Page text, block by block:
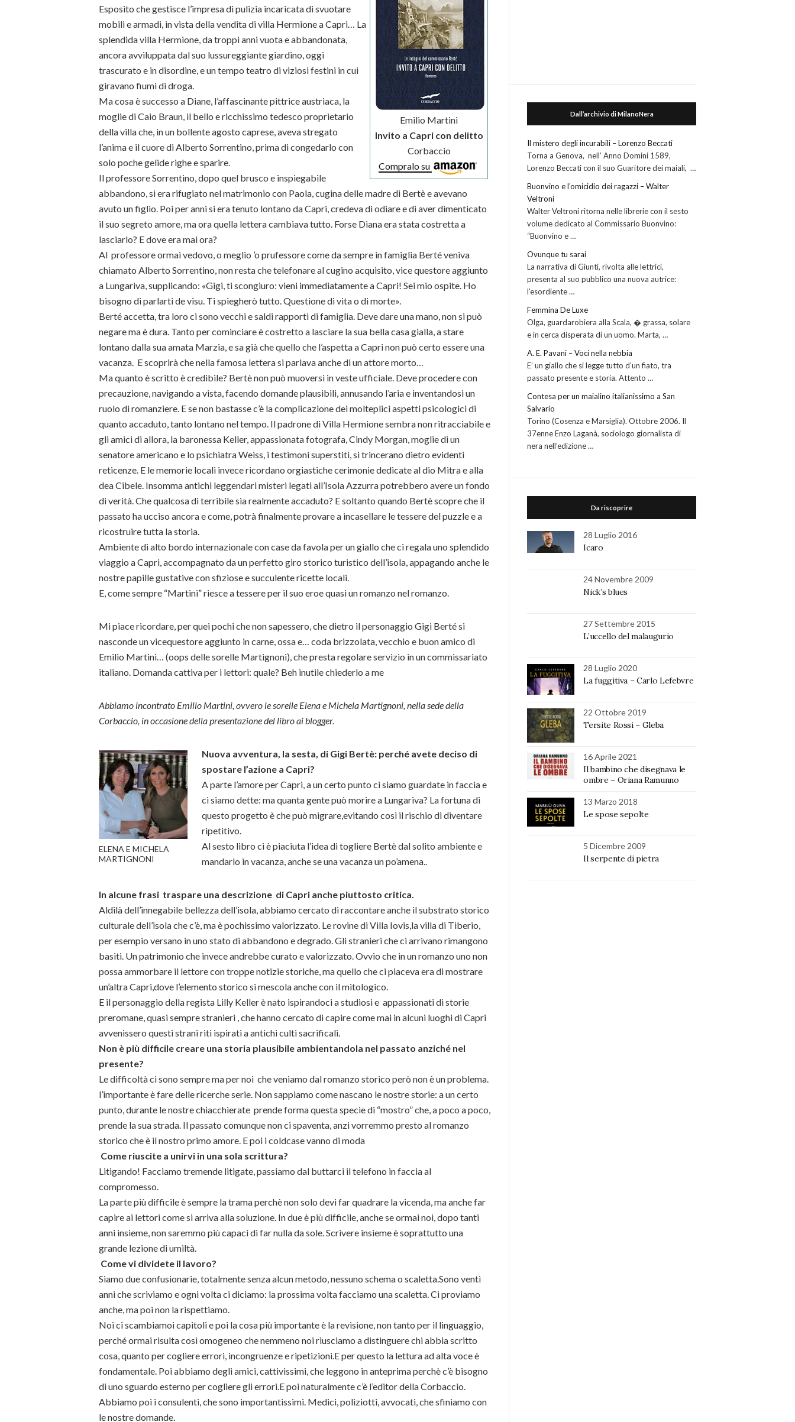
Emilio Martini
Invito a Capri con delitto
Corbaccio
Compralo su
Esposito che gestisce l’impresa di pulizia incaricata di svuotare
mobili e armadi, in vista della vendita di villa Hermione a Capri… La
splendida villa Hermione, da troppi anni vuota e abbandonata,
ancora avviluppata dal suo lussureggiante giardino, oggi
trascurato e in disordine, e un tempo teatro di viziosi festini in cui
giravano fiumi di droga.
Ma cosa è successo a Diane, l’affascinante pittrice austriaca, la
moglie di Caio Braun, il bello e ricchissimo tedesco proprietario
della villa che, in un bollente agosto caprese, aveva stregato
l’anima e il cuore di Alberto Sorrentino, prima di congedarlo con
solo poche gelide righe e sparire.
Il professore Sorrentino, dopo quel brusco e inspiegabile
abbandono, si era rifugiato nel matrimonio con Paola, cugina delle madre di Bertè e avevano
avuto un figlio. Poi per anni si era tenuto lontano da Capri, credeva di odiare e di aver dimenticato
il suo segreto amore, ma ora quella lettera cambiava tutto. Forse Diana era stata costretta a
lasciarlo? E dove era mai ora?
Al professore ormai vedovo, o meglio ’o prufessore come da sempre in famiglia Berté veniva
chiamato Alberto Sorrentino, non resta che telefonare al cugino acquisito, vice questore aggiunto
a Lungariva, supplicando: «Gigi, ti scongiuro: vieni immediatamente a Capri! Sei mio ospite. Ho
bisogno di parlarti de visu. Ti spiegherò tutto. Questione di vita o di morte».
Berté accetta, tra loro ci sono vecchi e saldi rapporti di famiglia. Deve dare una mano, non si può
negare ma è dura. Tanto per cominciare è costretto a lasciare la sua bella casa gialla, a stare
lontano dalla sua amata Marzia, e sa già che quello che l’aspetta a Capri non può certo essere una
vacanza. E scoprirà che nella famosa lettera si parlava anche di un attore morto…
Ma quanto è scritto è credibile? Bertè non può muoversi in veste ufficiale. Deve procedere con
precauzione, navigando a vista, facendo domande plausibili, annusando l’aria e inventandosi un
ruolo di romanziere. E se non bastasse c’è la complicazione dei molteplici aspetti psicologici di
quanto accaduto, tanto lontano nel tempo. Il padrone di Villa Hermione sembra non ritracciabile e
gli amici di allora, la baronessa Keller, appassionata fotografa, Cindy Morgan, moglie di un
senatore americano e lo psichiatra Weiss, i testimoni superstiti, si trincerano dietro evidenti
reticenze. E le memorie locali invece ricordano orgiastiche cerimonie dedicate al dio Mitra e alla
dea Cibele. Insomma antichi leggendari misteri legati all’Isola Azzurra potrebbero avere un fondo
di verità. Che qualcosa di terribile sia realmente accaduto? E soltanto quando Bertè scopre che il
passato ha ucciso ancora e come, potrà finalmente provare a incasellare le tessere del puzzle e a
ricostruire tutta la storia.
Ambiente di alto bordo internazionale con case da favola per un giallo che ci regala uno splendido
viaggio a Capri, accompagnato da un perfetto giro storico turistico dell’isola, appagando anche le
nostre papille gustative con sfiziose e succulente ricette locali.
E, come sempre “Martini” riesce a tessere per il suo eroe quasi un romanzo nel romanzo.
Mi piace ricordare, per quei pochi che non sapessero, che dietro il personaggio Gigi Berté si
nasconde un vicequestore aggiunto in carne, ossa e… coda brizzolata, vecchio e buon amico di
Emilio Martini… (oops delle sorelle Martignoni), che presta regolare servizio in un commissariato
italiano. Domanda cattiva per i lettori: quale? Beh inutile chiederlo a me
Abbiamo incontrato Emilio Martini, ovvero le sorelle Elena e Michela Martignoni, nella sede della
Corbaccio, in occasione della presentazione del libro ai blogger.
ELENA E MICHELA
MARTIGNONI
Nuova avventura, la sesta, di Gigi Bertè: perché avete deciso di
spostare l’azione a Capri?
A parte l’amore per Capri, a un certo punto ci siamo guardate in faccia e
ci siamo dette: ma quanta gente può morire a Lungariva? La fortuna di
questo progetto è che può migrare,evitando così il rischio di diventare
ripetitivo.
Al sesto libro ci è piaciuta l’idea di togliere Bertè dal solito ambiente e
mandarlo in vacanza, anche se una vacanza un po’amena..
In alcune frasi traspare una descrizione di Capri anche piuttosto critica.
Aldilà dell’innegabile bellezza dell’isola, abbiamo cercato di raccontare anche il substrato storico
culturale dell’isola che c’è, ma è pochissimo valorizzato. Le rovine di Villa Iovis,la villa di Tiberio,
per esempio versano in uno stato di abbandono e degrado. Gli stranieri che ci arrivano rimangono
basiti. Un patrimonio che invece andrebbe curato e valorizzato. Ovvio che in un romanzo uno non
possa ammorbare il lettore con troppe notizie storiche, ma quello che ci piaceva era di mostrare
un’altra Capri,dove l’elemento storico si mescola anche con il mitologico.
E il personaggio della regista Lilly Keller è nato ispirandoci a studiosi e appassionati di storie
preromane, quasi sempre stranieri , che hanno cercato di capire come mai in alcuni luoghi di Capri
avvenissero questi strani riti ispirati a antichi culti sacrificali.
Non è più difficile creare una storia plausibile ambientandola nel passato anziché nel
presente?
Le difficoltà ci sono sempre ma per noi che veniamo dal romanzo storico però non è un problema.
l’importante è fare delle ricerche serie. Non sappiamo come nascano le nostre storie: a un certo
punto, durante le nostre chiacchierate prende forma questa specie di “mostro” che, a poco a poco,
prende la sua strada. Il passato comunque non ci spaventa, anzi vorremmo presto al romanzo
storico che è il nostro primo amore. E poi i coldcase vanno di moda
Come riuscite a unirvi in una sola scrittura?
Litigando! Facciamo tremende litigate, passiamo dal buttarci il telefono in faccia al
compromesso.
La parte più difficile è sempre la trama perchè non solo devi far quadrare la vicenda, ma anche far
capire ai lettori come si arriva alla soluzione. In due è più difficile, anche se ormai noi, dopo tanti
anni insieme, non saremmo più capaci di far nulla da sole. Scrivere insieme è soprattutto una
grande lezione di umiltà.
Come vi dividete il lavoro?
Siamo due confusionarie, totalmente senza alcun metodo, nessuno schema o scaletta.Sono venti
anni che scriviamo e ogni volta ci diciamo: la prossima volta facciamo una scaletta. Ci proviamo
anche, ma poi non la rispettiamo.
Noi ci scambiamoi capitoli e poi la cosa più importante è la revisione, non tanto per il linguaggio,
perché ormai risulta così omogeneo che nemmeno noi riusciamo a distinguere chi abbia scritto
cosa, quanto per cogliere errori, incongruenze e ripetizioni.E per questo la lettura ad alta voce è
fondamentale. Poi abbiamo degli amici, cattivissimi, che leggono in anteprima perchè c’è bisogno
di uno sguardo esterno per cogliere gli errori.E poi naturalmente c’è l’editor della Corbaccio.
Abbiamo poi i consulenti, che sono importantissimi. Medici, poliziotti, avvocati, che sfiniamo con
le nostre domande.
Dall’archivio di MilanoNera
Il mistero degli incurabili – Lorenzo Beccati
Torna a Genova, nell’ Anno Domini 1589,
Lorenzo Beccati con il suo Guaritore dei maiali, …
Buonvino e l’omicidio dei ragazzi – Walter
Veltroni
Walter Veltroni ritorna nelle librerie con il sesto
volume dedicato al Commissario Buonvino:
“Buonvino e …
Ovunque tu sarai
La narrativa di Giunti, rivolta alle lettrici,
presenta al suo pubblico una nuova autrice:
l’esordiente …
Femmina De Luxe
Olga, guardarobiera alla Scala, � grassa, solare
e in cerca disperata di un uomo. Marta, …
A. E. Pavani – Voci nella nebbia
E’ un giallo che si legge tutto d’un fiato, tra
passato presente e storia. Attento …
Contesa per un maialino italianissimo a San
Salvario
Torino (Cosenza e Marsiglia). Ottobre 2006. Il
37enne Enzo Laganà, sociologo giornalista di
nera nell’edizione …
Da riscoprire
28 Luglio 2016
Icaro
24 Novembre 2009
Nick’s blues
27 Settembre 2015
L’uccello del malaugurio
28 Luglio 2020
La fuggitiva – Carlo Lefebvre
22 Ottobre 2019
Tersite Rossi – Gleba
16 Aprile 2021
Il bambino che disegnava le
ombre – Oriana Ramunno
13 Marzo 2018
Le spose sepolte
5 Dicembre 2009
Il serpente di pietra